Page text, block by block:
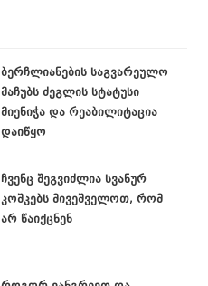
ბერჩლიანების საგვარეულო
მაჩუბს ძეგლის სტატუსი
მიენიჭა და რეაბილიტაცია
დაიწყო
ჩვენც შეგვიძლია სვანურ
კოშკებს მივეშველოთ, რომ
არ წაიქცნენ